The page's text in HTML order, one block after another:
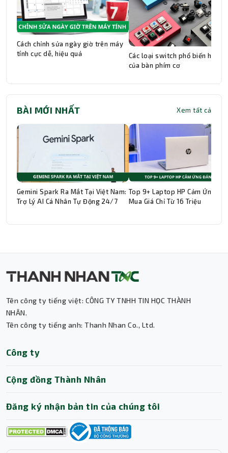
Cách chỉnh sửa ngày giờ trên máy
tính cực dễ, hiệu quả
Các loại switch phổ biến hiện
của bàn phím cơ
BÀI MỚI NHẤT Xem tất cả
Gemini Spark Ra Mắt Tại Việt Nam:
Trợ Lý AI Cá Nhân Tự Động 24/7
Top 9+ Laptop HP Cảm Ứng
Mua Giá Chỉ Từ 16 Triệu
Tên công ty tiếng việt: CÔNG TY TNHH TIN HỌC THÀNH
NHÂN.
Tên công ty tiếng anh: Thanh Nhan Co., Ltd.
Công ty
Cộng đồng Thành Nhân
Đăng ký nhận bản tin của chúng tôi
Trợ lý AI • Phản hồi tức thì